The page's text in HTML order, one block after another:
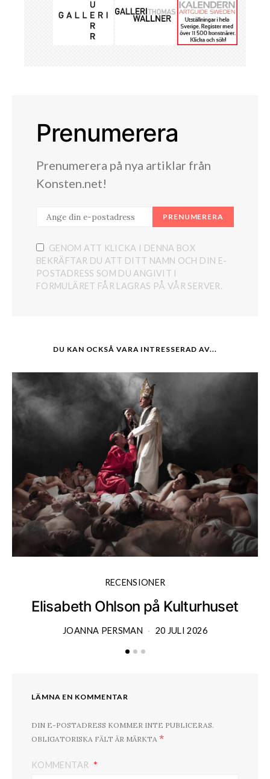
Prenumerera
Prenumerera på nya artiklar från
Konsten.net!
PRENUMERERA
GENOM ATT KLICKA I DENNA BOX
BEKRÄFTAR DU ATT DITT NAMN OCH DIN E-
POSTADRESS SOM DU ANGIVIT I
FORMULÄRET FÅR LAGRAS PÅ VÅR SERVER.
DU KAN OCKSÅ VARA INTRESSERAD AV...
RECENSIONER
Elisabeth Ohlson på Kulturhuset
JOANNA PERSMAN 20 JULI 2026
LÄMNA EN KOMMENTAR
DIN E-POSTADRESS KOMMER INTE PUBLICERAS.
OBLIGATORISKA FÄLT ÄR MÄRKTA *
KOMMENTAR